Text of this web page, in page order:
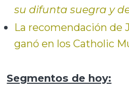
su difunta suegra y
La recomendación de
ganó en los Catholic
Segmentos de hoy: